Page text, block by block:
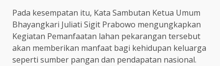
Pada kesempatan itu, Kata Sambutan Ketua Umum
Bhayangkari Juliati Sigit Prabowo mengungkapkan
Kegiatan Pemanfaatan lahan pekarangan tersebut
akan memberikan manfaat bagi kehidupan keluarga
seperti sumber pangan dan pendapatan nasional.